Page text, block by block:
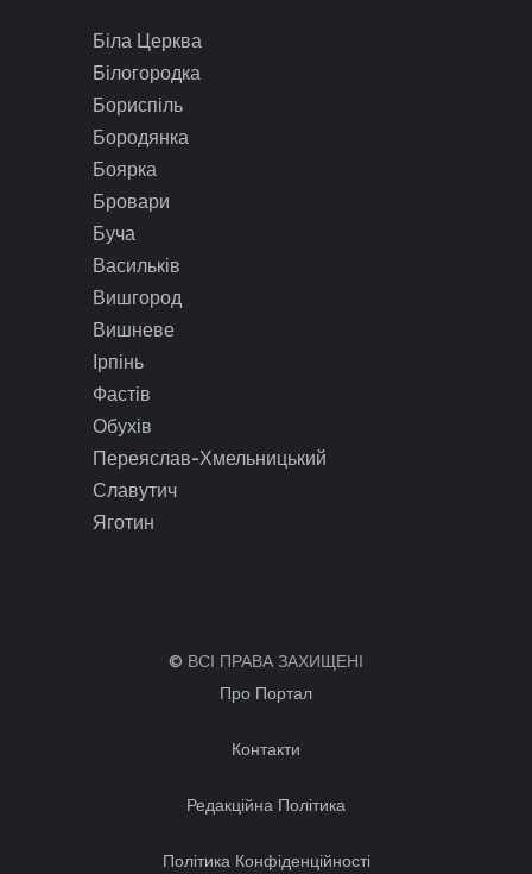
Біла Церква
Білогородка
Бориспіль
Бородянка
Боярка
Бровари
Буча
Васильків
Вишгород
Вишневе
Ірпінь
Фастів
Обухів
Переяслав-Хмельницький
Славутич
Яготин
© ВСІ ПРАВА ЗАХИЩЕНІ
Про Портал
Контакти
Редакційна Політика
Політика Конфіденційності